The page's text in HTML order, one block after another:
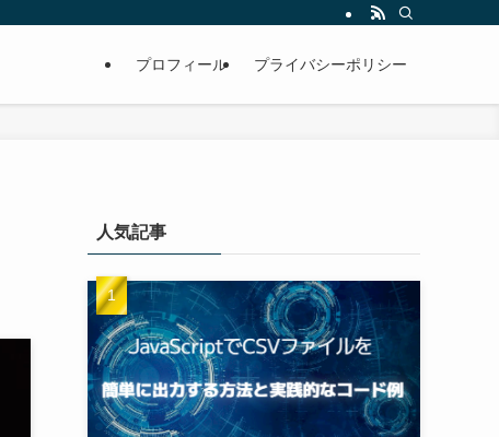
プロフィール プライバシーポリシー
人気記事